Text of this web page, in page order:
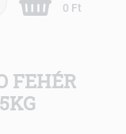
0 Ft
FEHÉR